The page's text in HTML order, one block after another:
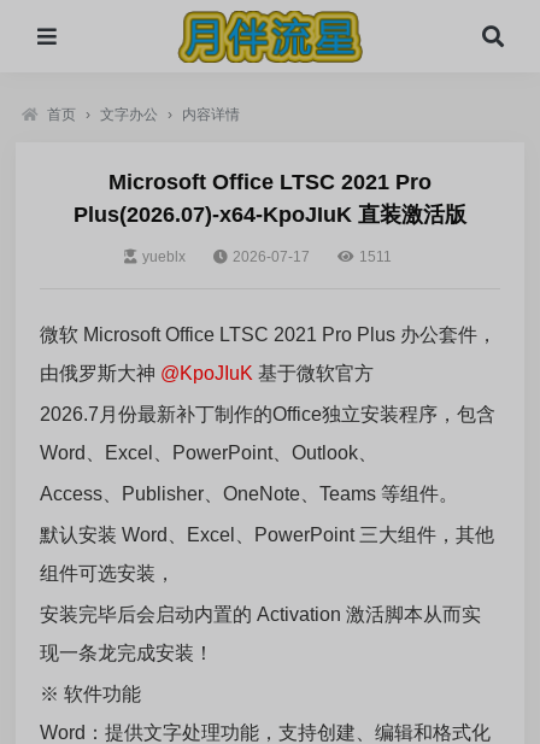
首页 › 文字办公 › 内容详情
Microsoft Office LTSC 2021 Pro
Plus(2026.07)-x64-KpoJIuK 直装激活版
yueblx 2026-07-17 1511
微软 Microsoft Office LTSC 2021 Pro Plus 办公套件，
由俄罗斯大神 @KpoJIuK基于微软官方
2026.7月份最新补丁制作的Office独立安装程序，包含
Word、Excel、PowerPoint、Outlook、
Access、Publisher、OneNote、Teams 等组件。
默认安装 Word、Excel、PowerPoint 三大组件，其他
组件可选安装，
安装完毕后会启动内置的 Activation 激活脚本从而实
现一条龙完成安装！
※ 软件功能
Word：提供文字处理功能，支持创建、编辑和格式化